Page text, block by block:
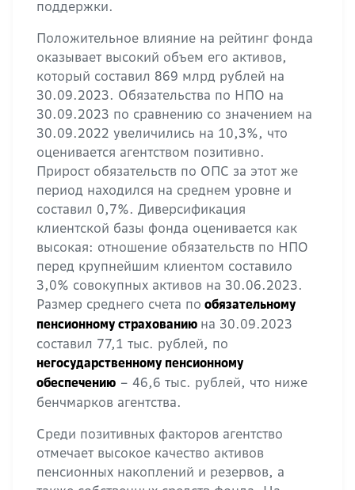
поддержки.
Положительное влияние на рейтинг фонда
оказывает высокий объем его активов,
который составил 869 млрд рублей на
30.09.2023. Обязательства по НПО на
30.09.2023 по сравнению со значением на
30.09.2022 увеличились на 10,3%, что
оценивается агентством позитивно.
Прирост обязательств по ОПС за этот же
период находился на среднем уровне и
составил 0,7%. Диверсификация
клиентской базы фонда оценивается как
высокая: отношение обязательств по НПО
перед крупнейшим клиентом составило
3,0% совокупных активов на 30.06.2023.
Размер среднего счета по обязательному
пенсионному страхованию на 30.09.2023
составил 77,1 тыс. рублей, по
негосударственному пенсионному
обеспечению – 46,6 тыс. рублей, что ниже
бенчмарков агентства.
Среди позитивных факторов агентство
отмечает высокое качество активов
пенсионных накоплений и резервов, а